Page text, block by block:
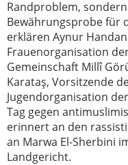
Randproblem,
Bewährungsprobe für
erklären Aynur Handan
Frauenorganisation
Gemeinschaft Millî
Karataş, Vorsitzende
Jugendorganisation
Tag gegen
erinnert an den
an Marwa El-Sherbini
Landgericht.